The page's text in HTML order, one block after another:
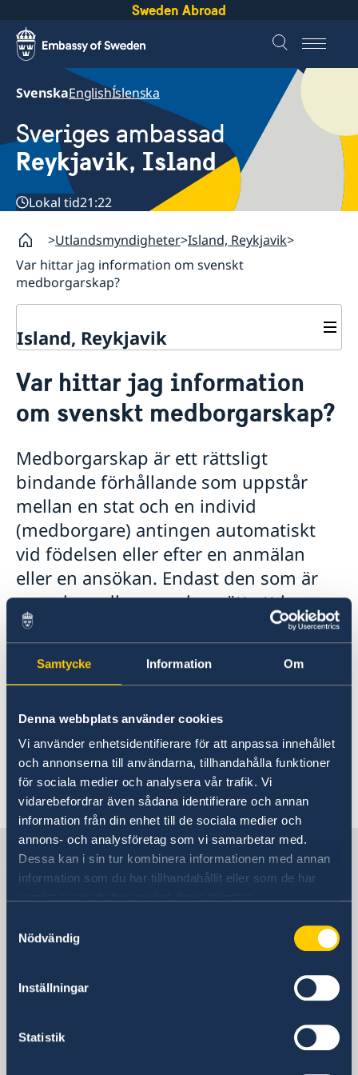
Samtycke Information Om
Denna webbplats använder cookies
Vi använder enhetsidentifierare för att anpassa innehållet
och annonserna till användarna, tillhandahålla funktioner
för sociala medier och analysera vår trafik. Vi
vidarebefordrar även sådana identifierare och annan
information från din enhet till de sociala medier och
annons- och analysföretag som vi samarbetar med.
Dessa kan i sin tur kombinera informationen med annan
information som du har tillhandahållit eller som de har
Nödvändig
Inställningar
Statistik
Sweden Abroad
SvenskaEnglishÍslenska
Sveriges ambassad
Reykjavik, Island
Lokal tid21:22
Utlandsmyndigheter Island, Reykjavik
Var hittar jag information om svenskt
medborgarskap?
Island, Reykjavik
Föreningar och annat
Om oss
Ambassadens personal
Lediga tjänster
Dataskyddspolicy (GDPR)
Så stöttar vi svenska företag
Team Sweden
Så kan du få stöd
Svenska företag på Island
Anmäl handelshinder
Var hittar jag information
om svenskt medborgarskap?
Medborgarskap är ett rättsligt
bindande förhållande som uppstår
mellan en stat och en individ
(medborgare) antingen automatiskt
vid födelsen eller efter en anmälan
eller en ansökan. Endast den som är
svensk medborgare har rätt att ha
svenskt pass. En svensk medborgare
har en ovillkorlig rätt att vistas i
Sverige.
För information om svenskt medborgarskap
Svenskt medborgarskap – Migrationsverket.
Senast uppdaterad 09 jan. 2018, 11.17
Sverige i Reykjavik
Sveriges ambassad
Besöksadress
Reykjavik
Lágmúli 7